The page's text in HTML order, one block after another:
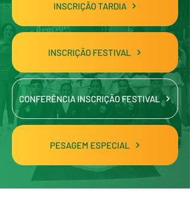
INSCRIÇÃO TARDIA
INSCRIÇÃO FESTIVAL
CONFERÊNCIA INSCRIÇÃO FESTIVAL
PESAGEM ESPECIAL